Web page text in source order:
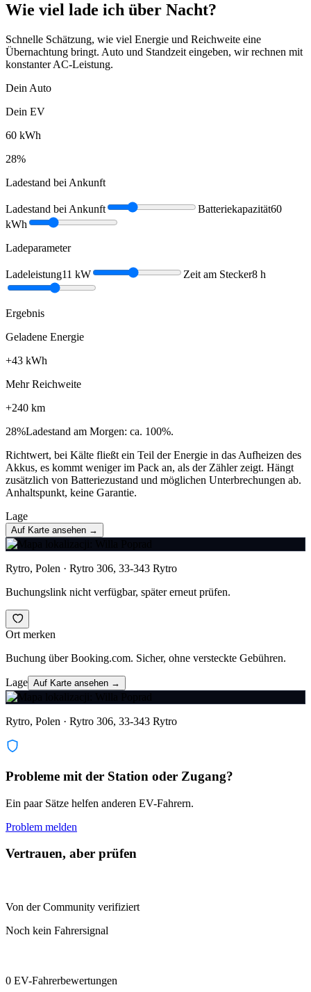
Wie viel lade ich über Nacht?
Schnelle Schätzung, wie viel Energie und Reichweite eine
Übernachtung bringt. Auto und Standzeit eingeben, wir rechnen mit
konstanter AC-Leistung.
Dein Auto
Dein EV
60 kWh
28%
Ladestand bei Ankunft
Ladestand bei Ankunft Batteriekapazität60
kWh
Ladeparameter
Ladeleistung11 kW Zeit am Stecker8 h
Ergebnis
Geladene Energie
+43 kWh
Mehr Reichweite
+240 km
28%Ladestand am Morgen: ca. 100%.
Richtwert, bei Kälte fließt ein Teil der Energie in das Aufheizen des
Akkus, es kommt weniger im Pack an, als der Zähler zeigt. Hängt
zusätzlich von Batteriezustand und möglichen Unterbrechungen ab.
Anhaltspunkt, keine Garantie.
Lage
Auf Karte ansehen →
Rytro, Polen · Rytro 306, 33-343 Rytro
Buchungslink nicht verfügbar, später erneut prüfen.
Ort merken
Buchung über Booking.com. Sicher, ohne versteckte Gebühren.
Lage Auf Karte ansehen →
Rytro, Polen · Rytro 306, 33-343 Rytro
Probleme mit der Station oder Zugang?
Ein paar Sätze helfen anderen EV-Fahrern.
Problem melden
Vertrauen, aber prüfen
Von der Community verifiziert
Noch kein Fahrersignal
0 EV-Fahrerbewertungen